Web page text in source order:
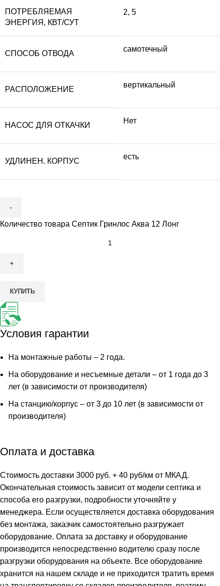
ПОТРЕБЛЯЕМАЯ
ЭНЕРГИЯ, КВТ/СУТ
2, 5
СПОСОБ ОТВОДА
самотечный
РАСПОЛОЖЕНИЕ
вертикальный
НАСОС ДЛЯ ОТКАЧКИ
Нет
УДЛИНЕН. КОРПУС
есть
Количество товара Септик Гринлос Аква 12 Лонг
КУПИТЬ
Условия гарантии
На монтажные работы – 2 года.
На оборудование и несъемные детали – от 1 года до 3
лет (в зависимости от производителя)
На станцию/корпус – от 3 до 10 лет (в зависимости от
производителя)
Оплата и доставка
Стоимость доставки 3000 руб. + 40 руб/км от МКАД.
Окончательная стоимость зависит от модели септика и
способа его разгрузки, подробности уточняйте у
менеджера. Если осуществляется доставка оборудования
без монтажа, заказчик самостоятельно разгружает
оборудование. Оплата за доставку и оборудование
производится непосредственно водителю сразу после
разгрузки оборудования на объекте. Все оборудование
хранится на нашем складе и не приходится тратить время